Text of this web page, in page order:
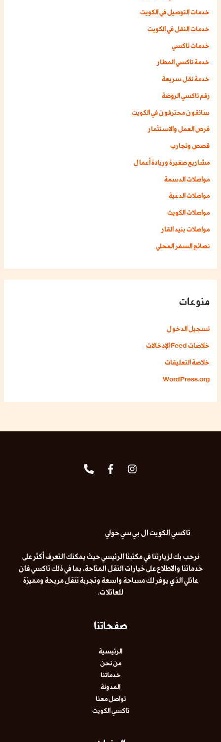
خدمات التوصيل في الكويت
خدمات النقل في الكويت
خدمات تاكسي
خدمة تاكسي المطار
خدمة نقل سريعة
رقم تاكسي الروضة
سائقون محترفون في الكويت
فرص العمل والاستثمار
قصص وتجارب
مشاريع صغيرة وريادة أعمال
مواصلات الدسمة
مواصلات الدعية
مواصلات الكويت
مواصلات بنيد القار
نصائح السفر المحلي
منوعات
تسجيل الدخول
خلاصات Feed الإدخالات
خلاصة التعليقات
WordPress.org
تاكسي الكويت ال بي سي حولي
نرحب بك لزيارتنا في مكتبنا الرئيسي حيث يمكنك التعرف أكثر على
خدماتنا والاطلاع على خيارات النقل المتاحة، بما في ذلك تاكسي فان
عائلي الذي يوفر لك مساحة واسعة وتجربة تنقل مريحة ومميزة
للعائلات.
صفحاتنا
الرئيسية
من نحن
خدماتنا
المدونة
تواصل معنا
تاكسي الكويت